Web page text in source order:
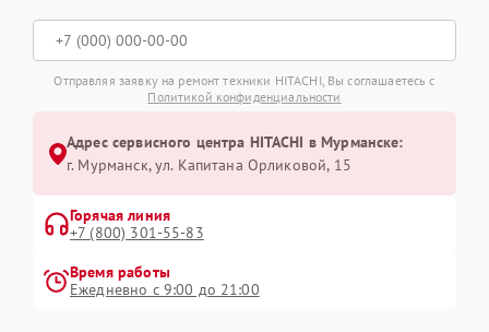
Отправляя заявку на ремонт техники HITACHI, Вы соглашаетесь с
Политикой конфиденциальности
Адрес сервисного центра HITACHI в Мурманске:
г. Мурманск, ул. Капитана Орликовой, 15
Горячая линия
+7 (800) 301-55-83
Время работы
Ежедневно с 9:00 до 21:00